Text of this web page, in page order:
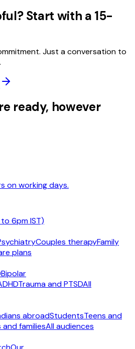
Start with a 15-
Just a conversation to
ready, however
on working days.
6pm IST)
Couples therapyFamily
plans
Bipolar
Trauma and PTSDAll
abroadStudentsTeens and
familiesAll audiences